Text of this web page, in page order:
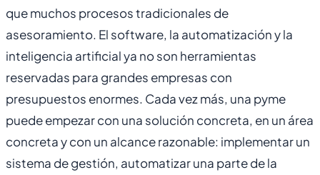
que muchos procesos tradicionales de
asesoramiento. El software, la automatización y la
inteligencia artificial ya no son herramientas
reservadas para grandes empresas con
presupuestos enormes. Cada vez más, una pyme
puede empezar con una solución concreta, en un área
concreta y con un alcance razonable: implementar un
sistema de gestión, automatizar una parte de la